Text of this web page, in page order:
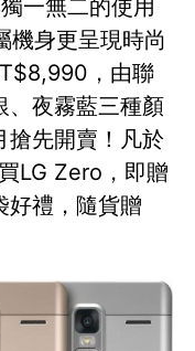
一無二的使用
機身更呈現時尚
，由聯
、夜霧藍三種顏
搶先開賣！凡於
LG Zero，即贈
好禮，隨貨贈